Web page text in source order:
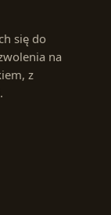
się do
na
z